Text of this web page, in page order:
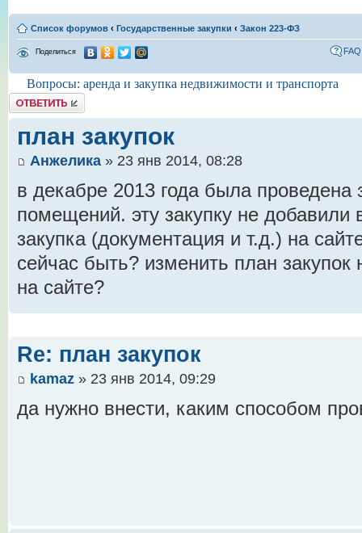
Список форумов ‹ Государственные закупки ‹ Закон 223-ФЗ
Поделиться FAQ
Вопросы: аренда и закупка недвижимости и транспорта
Комментировать
план закупок
Анжелика » 23 янв 2014, 08:28
в декабре 2013 года была проведена
помещений. эту закупку не добавили
закупка (документация и т.д.) на
сейчас быть? изменить план закупок
на сайте?
Re: план закупок
kamaz » 23 янв 2014, 09:29
да нужно внести, каким способом